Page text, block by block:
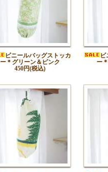
ビニールバッグストッカ
ー＊グリーン＆ピンク
450円(税込)
ビ
ー